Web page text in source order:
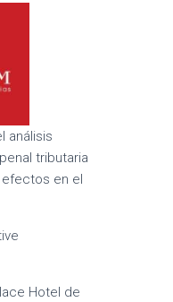
análisis
tributaria
efectos en el
Hotel de